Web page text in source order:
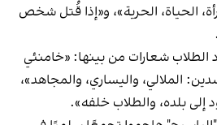
الحياة، الحرية»، و«إذا قُتل شخص
الطلاب شعارات من بينها: «خامنئي
الملالي، واليساري، والمجاهد»،
بلده، والطلاب خلفه».